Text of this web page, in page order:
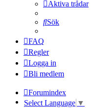
Aktiva trådar
Sök
FAQ
Regler
Logga in
Bli medlem
Forumindex
Select Language ▼